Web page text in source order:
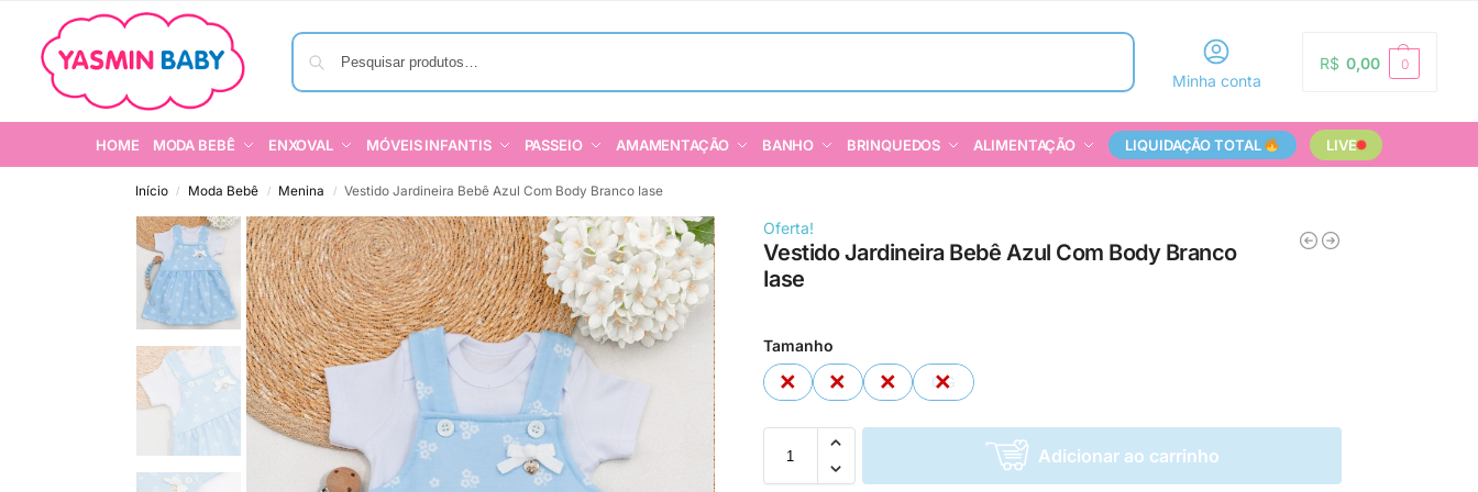
Pesquisar
Minha conta
R$ 0,00 0
HOME MODA BEBÊ ENXOVAL MÓVEIS INFANTIS PASSEIO AMAMENTAÇÃO BANHO BRINQUEDOS ALIMENTAÇÃO LIQUIDAÇÃO TOTAL LIVE
Início / Moda Bebê / Menina / Vestido Jardineira Bebê Azul Com Body Branco Iase
Oferta!
Vestido Jardineira Bebê Azul Com Body Branco
Iase
Tamanho
P M G GG
Adicionar ao carrinho